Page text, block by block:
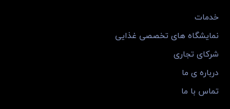
خدمات
نمایشگاه های تخصصی غذایی
شرکای تجاری
درباره ی ما
تماس با ما